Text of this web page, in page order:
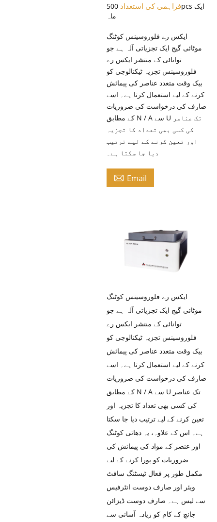
فراہمی کی استعداد500pcs ایک
ماہ
ایکس رے فلوروسینس کوٹنگ
موٹائی گیج ایک تجزیاتی آلہ ہے جو
توانائی کے منتشر ایکس رے
فلوروسینس تجزیہ ٹیکنالوجی کو
بیک وقت متعدد عناصر کی پیمائش
کرنے کے لیے استعمال کرتا ہے۔ اسے
صارف کی درخواست کی ضروریات
کے مطابق N / A سے U تک عناصر
کی کسی بھی تعداد کا تجزیہ
اور تعین کرنے کے لیے ترتیب
دیا جا سکتا ہے۔
 Email
ایکس رے فلوروسینس کوٹنگ
موٹائی گیج ایک تجزیاتی آلہ ہے جو
توانائی کے منتشر ایکس رے
فلوروسینس تجزیہ ٹیکنالوجی کو
بیک وقت متعدد عناصر کی پیمائش
کرنے کے لیے استعمال کرتا ہے۔ اسے
صارف کی درخواست کی ضروریات
کے مطابق N / A سے U تک عناصر
کی کسی بھی تعداد کا تجزیہ اور
تعین کرنے کے لیے ترتیب دیا جا سکتا
ہے۔ اس کے علاوہ، یہ دھاتی کوٹنگ
اور عنصر کے مواد کی پیمائش کی
ضروریات کو پورا کرنے کے لیے
مکمل طور پر فعال ٹیسٹنگ سافٹ
ویئر اور صارف دوست انٹرفیس
سے لیس ہے۔ صارف دوست ڈیزائن
جانچ کے کام کو زیادہ آسانی سے